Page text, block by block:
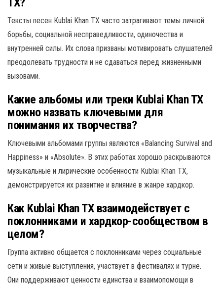
Тексты песен Kublai Khan TX часто затрагивают темы личной
борьбы, социальной несправедливости, одиночества и
внутренней силы. Их слова призваны мотивировать слушателей
преодолевать трудности и не сдаваться перед жизненными
вызовами.
Какие альбомы или треки Kublai Khan TX
можно назвать ключевыми для
понимания их творчества?
Ключевыми альбомами группы являются «Balancing Survival and
Happiness» и «Absolute». В этих работах хорошо раскрываются
музыкальные и лирические особенности Kublai Khan TX,
демонстрируется их развитие и влияние в жанре хардкор.
Как Kublai Khan TX взаимодействует с
поклонниками и хардкор-сообществом в
целом?
Группа активно общается с поклонниками через социальные
сети и живые выступления, участвует в фестивалях и турне.
Они поддерживают ценности единства и взаимопомощи в